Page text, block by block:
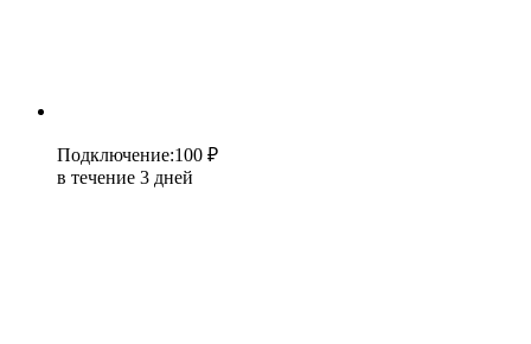
Подключение:100 ₽
в течение 3 дней